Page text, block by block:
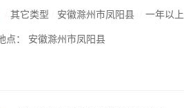
其它类型 安徽滁州市凤阳县 一年以上
点： 安徽滁州市凤阳县